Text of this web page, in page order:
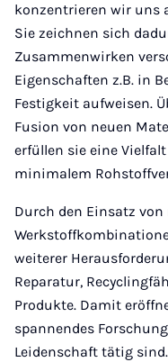
konzentrieren wir uns
Sie zeichnen sich
Zusammenwirken
Eigenschaften z.­B. in
Festigkeit aufweisen.
Fusion von neuen
erfüllen sie eine
minimalem
Durch den Einsatz
weiterer
Reparatur,
Produkte. Damit
spannendes
Leidenschaft tätig